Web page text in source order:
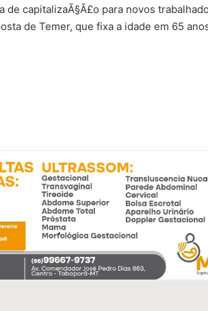
capitalizaÃ§Ã£o para novos
de Temer, que fixa a idade em 65